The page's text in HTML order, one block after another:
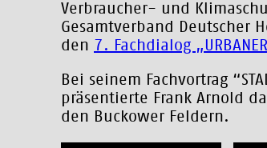
Verbraucher- und
Gesamtverband Deutscher
den 7. Fachdialog „URBANER
Bei seinem Fachvortrag
präsentierte Frank Arnold
den Buckower Feldern.